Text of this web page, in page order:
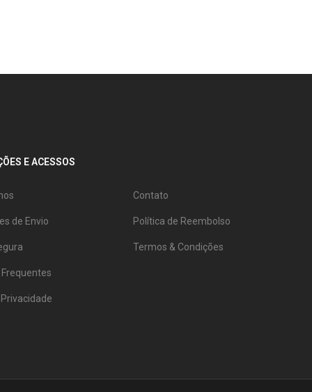
E ACESSOS
de Envio
Contato
Política de Reembolso
Termos & Condições